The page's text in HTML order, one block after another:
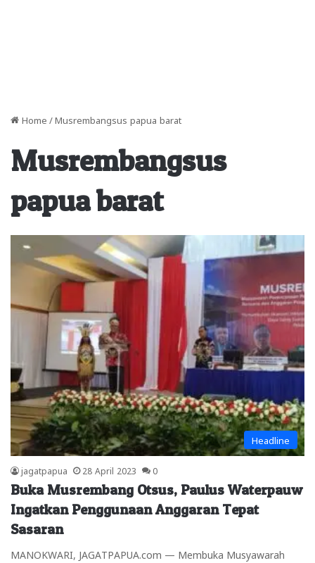
Home / Musrembangsus papua barat
Musrembangsus
papua barat
Headline
jagatpapua 28 April 2023 0
Buka Musrembang Otsus, Paulus Waterpauw
Ingatkan Penggunaan Anggaran Tepat
Sasaran
MANOKWARI, JAGATPAPUA.com — Membuka Musyawarah